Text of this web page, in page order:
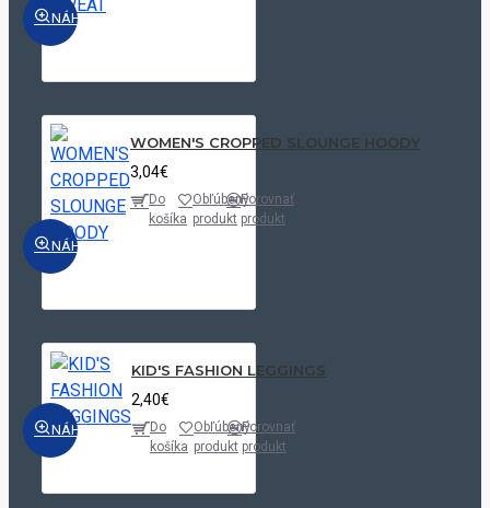
NÁHĽAD
NÁHĽAD
WOMEN'S CROPPED SLOUNGE HOODY
3,04€
Do
košíka
Obľúbený
produkt
Porovnať
produkt
NÁHĽAD
KID'S FASHION LEGGINGS
2,40€
Do
košíka
Obľúbený
produkt
Porovnať
produkt